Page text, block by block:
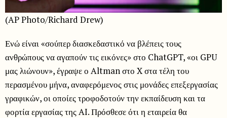
(AP Photo/Richard Drew)
Ενώ είναι «σούπερ διασκεδαστικό να βλέπεις τους
ανθρώπους να αγαπούν τις εικόνες» στο ChatGPT, «οι GPU
μας λιώνουν», έγραψε ο Altman στο X στα τέλη του
περασμένου μήνα, αναφερόμενος στις μονάδες επεξεργασίας
γραφικών, οι οποίες τροφοδοτούν την εκπαίδευση και τα
φορτία εργασίας της AI. Πρόσθεσε ότι η εταιρεία θα